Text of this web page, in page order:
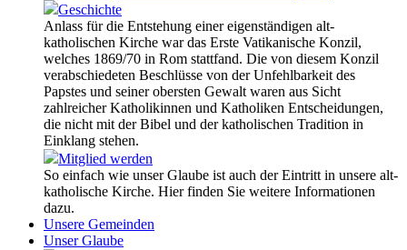
Geschichte
Anlass für die Entstehung einer eigenständigen alt-
katholischen Kirche war das Erste Vatikanische Konzil,
welches 1869/70 in Rom stattfand. Die von diesem Konzil
verabschiedeten Beschlüsse von der Unfehlbarkeit des
Papstes und seiner obersten Gewalt waren aus Sicht
zahlreicher Katholikinnen und Katholiken Entscheidungen,
die nicht mit der Bibel und der katholischen Tradition in
Einklang stehen.
Mitglied werden
So einfach wie unser Glaube ist auch der Eintritt in unsere alt-
katholische Kirche. Hier finden Sie weitere Informationen
dazu.
Unsere Gemeinden
Unser Glaube